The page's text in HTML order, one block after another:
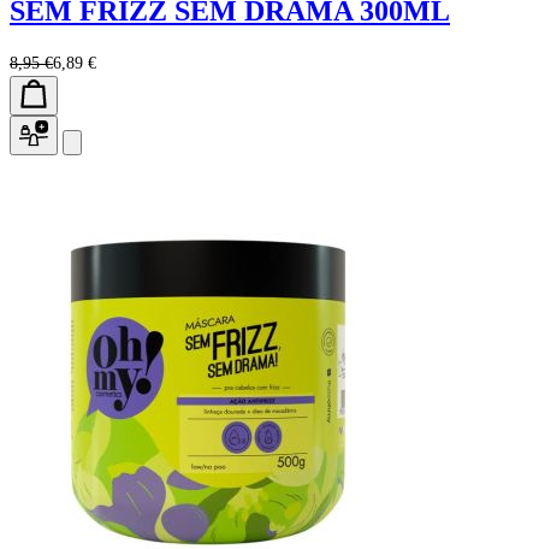
SEM FRIZZ SEM DRAMA 300ML
8,95 €6,89 €